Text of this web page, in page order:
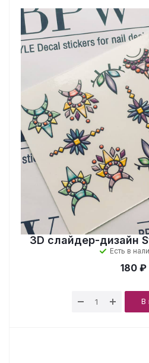
3D слайдер-дизайн
Есть в
180 ₽
В